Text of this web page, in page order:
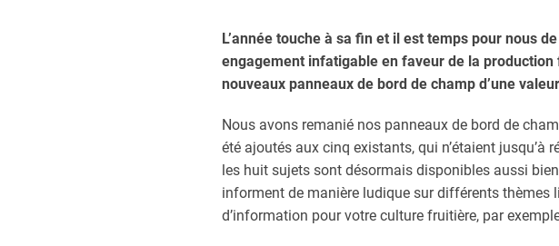
L’année touche à sa fin et il est temps pour nous
engagement infatigable en faveur de la
nouveaux panneaux de bord de champ d’une
Nous avons remanié nos panneaux de bord de
été ajoutés aux cinq existants, qui n’étaient
les huit sujets sont désormais disponibles aussi
informent de manière ludique sur différents thèmes
d’information pour votre culture fruitière, par